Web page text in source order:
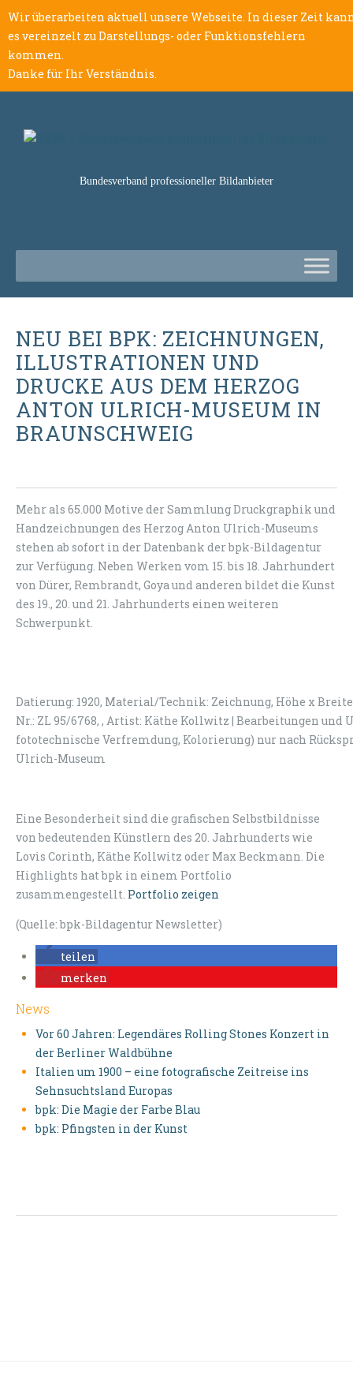
Wir überarbeiten aktuell unsere Webseite. In dieser Zeit
es vereinzelt zu Darstellungs- oder Funktionsfehlern
kommen.
Danke für Ihr Verständnis.
Bundesverband professioneller Bildanbieter
NEU BEI BPK: ZEICHNUNGEN,
ILLUSTRATIONEN UND
DRUCKE AUS DEM HERZOG
ANTON ULRICH-MUSEUM IN
BRAUNSCHWEIG
Mehr als 65.000 Motive der Sammlung Druckgraphik und
Handzeichnungen des Herzog Anton Ulrich-Museums
stehen ab sofort in der Datenbank der bpk-Bildagentur
zur Verfügung. Neben Werken vom 15. bis 18. Jahrhundert
von Dürer, Rembrandt, Goya und anderen bildet die Kunst
des 19., 20. und 21. Jahrhunderts einen weiteren
Schwerpunkt.
Datierung: 1920, Material/Technik: Zeichnung, Höhe x
Nr.: ZL 95/6768, , Artist: Käthe Kollwitz | Bearbeitungen und
fototechnische Verfremdung, Kolorierung) nur nach
Ulrich-Museum
Eine Besonderheit sind die grafischen Selbstbildnisse
von bedeutenden Künstlern des 20. Jahrhunderts wie
Lovis Corinth, Käthe Kollwitz oder Max Beckmann. Die
Highlights hat bpk in einem Portfolio
zusammengestellt. Portfolio zeigen
(Quelle: bpk-Bildagentur Newsletter)
teilen
merken
News
Vor 60 Jahren: Legendäres Rolling Stones Konzert in
der Berliner Waldbühne
Italien um 1900 – eine fotografische Zeitreise ins
Sehnsuchtsland Europas
bpk: Die Magie der Farbe Blau
bpk: Pfingsten in der Kunst